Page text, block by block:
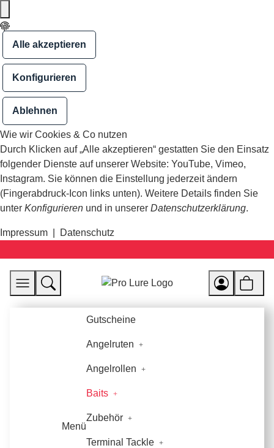
Alle akzeptieren
Konfigurieren
Ablehnen
Wie wir Cookies & Co nutzen
Durch Klicken auf „Alle akzeptieren“ gestatten Sie den Einsatz
folgender Dienste auf unserer Website: YouTube, Vimeo,
Instagram. Sie können die Einstellung jederzeit ändern
(Fingerabdruck-Icon links unten). Weitere Details finden Sie
unter Konfigurieren und in unserer Datenschutzerklärung.
Impressum Datenschutz
Menü
Gutscheine
Angelruten
Angelrollen
Baits
Zubehör
Terminal Tackle